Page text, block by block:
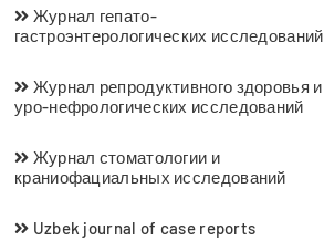
Журнал гепато-
гастроэнтерологических исследований
Журнал репродуктивного здоровья и
уро-нефрологических исследований
Журнал стоматологии и
краниофациальных исследований
Uzbek journal of case reports